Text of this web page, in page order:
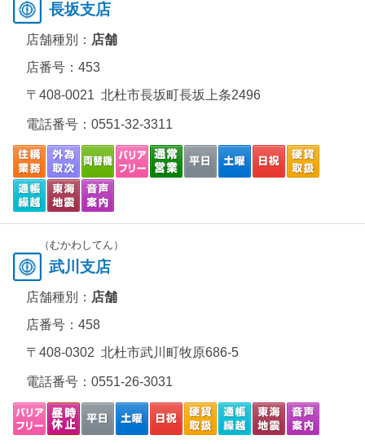
長坂支店
店舗種別： 店舗
店番号：453
〒408-0021 北杜市長坂町長坂上条2496
電話番号： 0551-32-3311
（むかわしてん）
武川支店
店舗種別： 店舗
店番号：458
〒408-0302 北杜市武川町牧原686-5
電話番号： 0551-26-3031